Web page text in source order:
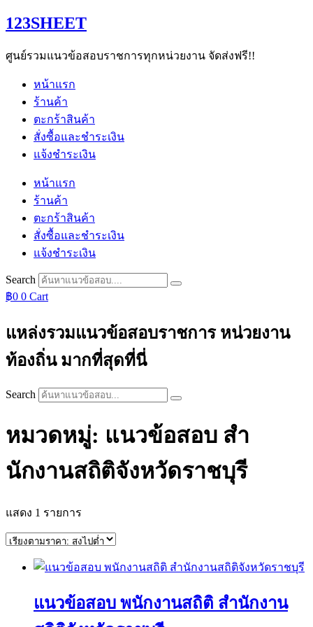
Skip
to
123SHEET
ศูนย์รวมแนวข้อสอบราชการทุกหน่วยงาน จัดส่งฟรี!!
หน้าแรก
ร้านค้า
ตะกร้าสินค้า
สั่งซื้อและชำระเงิน
แจ้งชำระเงิน
หน้าแรก
ร้านค้า
ตะกร้าสินค้า
สั่งซื้อและชำระเงิน
แจ้งชำระเงิน
Search
฿0 0 Cart
แหล่งรวมแนวข้อสอบราชการ หน่วยงาน
ท้องถิ่น มากที่สุดที่นี่
Search
หมวดหมู่: แนวข้อสอบ สํา
นักงานสถิติจังหวัดราชบุรี
แสดง 1 รายการ
แนวข้อสอบ พนักงานสถิติ สำนักงาน